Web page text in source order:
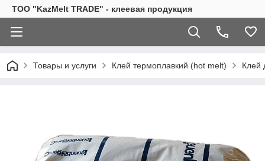
TOO "KazMelt TRADE" - клеевая продукция
Товары и услуги Клей термоплавкий (hot melt) Клей